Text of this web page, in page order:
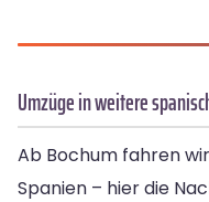
Umzüge in weitere
Ab Bochum fahren
Spanien – hier die